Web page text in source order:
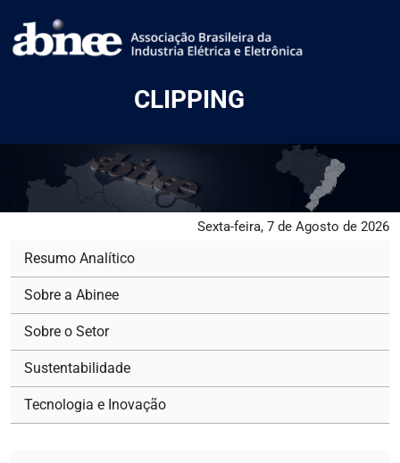
CLIPPING
Sexta-feira, 7 de Agosto de 2026
Resumo Analítico
Sobre a Abinee
Sobre o Setor
Sustentabilidade
Tecnologia e Inovação